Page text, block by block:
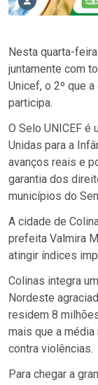
Nesta quarta-
juntamente com
Unicef, o 2º que
participa.
O Selo UNICEF é
Unidas para a
avanços reais e
garantia dos
municípios do
A cidade de
prefeita Valmira
atingir índices
Colinas integra
Nordeste
residem 8
mais que a média
contra violências.
Para chegar a